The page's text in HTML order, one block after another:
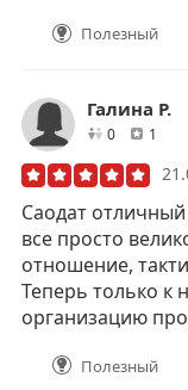
Полезный
Галина Р.
0друзей1
Саодат
все просто
отношение,
Теперь только к
организацию
Полезный